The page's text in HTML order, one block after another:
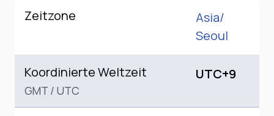
Zeitzone
Asia/
Seoul
Koordinierte Weltzeit
GMT / UTC
UTC+9